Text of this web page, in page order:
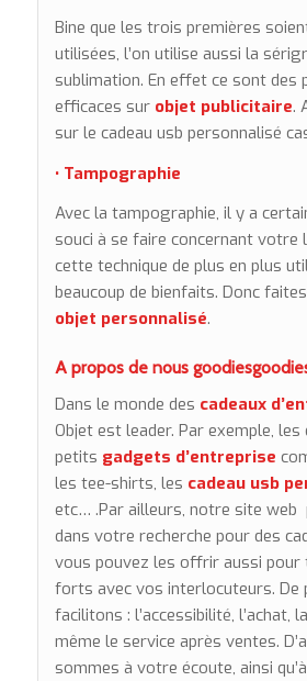
Bine que les trois premières
utilisées, l’on utilise aussi la
sublimation. En effet ce sont des
efficaces surobjet publicitaire.
sur le cadeau usb personnalisé
• Tampographie
Avec la tampographie, il y a
souci à se faire concernant votre
cette technique de plus en plus
beaucoup de bienfaits. Donc
objet personnalisé.
A propos de nousgoodies
Dans le monde des cadeaux
Objet est leader. Par exemple,
petits gadgets d’entreprise
les tee-shirts, les cadeau usb
etc… .Par ailleurs, notre site web
dans votre recherche pour des
vous pouvez les offrir aussi pour
forts avec vos interlocuteurs. De
facilitons : l’accessibilité, l’achat,
même le service après ventes.
sommes à votre écoute, ainsi